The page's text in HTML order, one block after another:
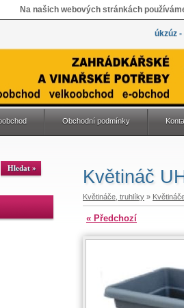
Na našich webových stránkách
úkzúz
Obchodní podmínky
Květináč
Květináče, truhlíky »
« Předchozí